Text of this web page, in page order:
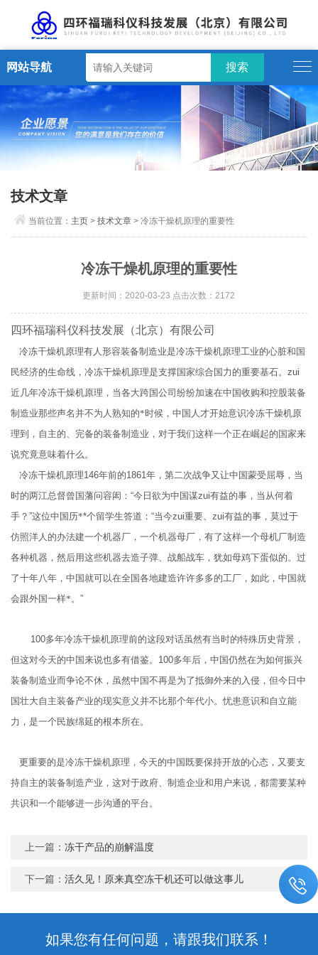
网站导航
技术文章
当前位置： 主页 >技术文章 > 冷冻干燥机原理的重要性
冷冻干燥机原理的重要性
更新时间：2020-03-23 点击次数：2172
四环福瑞科仪科技发展（北京）有限公司
冷冻干燥机原理有人形容装备制造业是冷冻干燥机原理工业的心脏和国
民经济的生命线，冷冻干燥机原理是支撑国家综合国力的重要基石。zui
近几年冷冻干燥机原理，当各大跨国公司纷纷加速在中国收购和控股装备
制造业那些声名并不为人熟知的*时候，中国人才开始意识冷冻干燥机原
理到，自主的、完备的装备制造业，对于我们这样一个正在崛起的国家来
说究竟意味着什么。
冷冻干燥机原理146年前的1861年，第二次战争又让中国蒙受屈辱，当
时的两江总督曾国藩问容闳：“今日欲为中国谋zui有益的事，当从何着
手？”这位中国历**个留学生答道：“当今zui重要、zui有益的事，莫过于
仿照洋人的办法建一个机器厂，一个机器母厂，有了这样一个母机厂制造
各种机器，然后用这些机器去造子弹、战船战车，犹如母鸡下蛋似的。过
了十年八年，中国就可以在全国各地建造许许多多的工厂，如此，中国就
会跟外国一样*。”
100多年冷冻干燥机原理前的这段对话虽然有当时的特殊历史背景，
但这对今天的中国来说也多有借鉴。 100多年后，中国仍然在为如何振兴
装备制造业而争论不休，虽然中国不再是为了抵御外来的入侵，但今日中
国壮大自主装备产业的现实意义并不比那个年代小。忧患意识和自立能
力，是一个民族绵延的根本所在。
更重要的是冷冻干燥机原理，今天的中国既要保持开放的心态，又要支
持自主的装备制造产业，这对于政府、制造企业和用户来说，都需要某种
共识和一个能够进一步沟通的平台。
上一篇：冻干产品的崩解温度
下一篇：活久见！原来真空冻干机还可以做这事儿
如果您有任何问题，请跟我们联系！